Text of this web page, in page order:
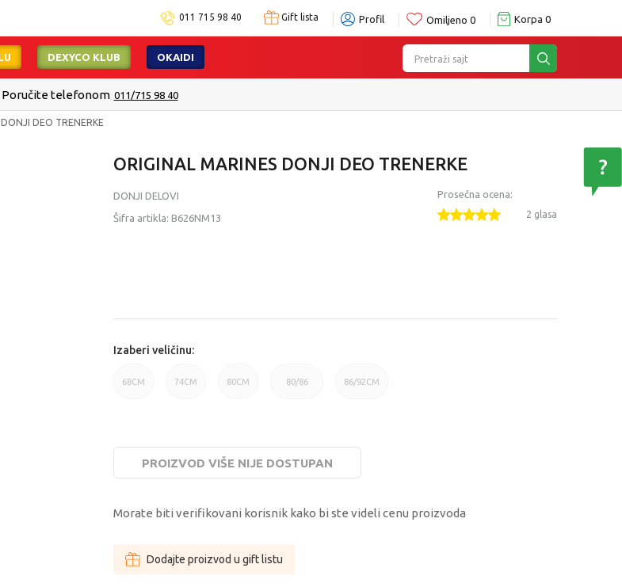
011 715 98 40 Gift lista Profil Omiljeno 0 Korpa 0
Pretraži sajt
DEXYCO KLUB OKAIDI
Poručite telefonom 011/715 98 40
DEO TRENERKE
ORIGINAL MARINES DONJI DEO TRENERKE
DONJI DELOVI
Šifra artikla: B626NM13
Prosečna ocena:
2 glasa
Izaberi veličinu:
68CM 74CM 80CM 80/86 86/92CM
PROIZVOD VIŠE NIJE DOSTUPAN
Morate biti verifikovani korisnik kako bi ste videli cenu proizvoda
Dodajte proizvod u gift listu